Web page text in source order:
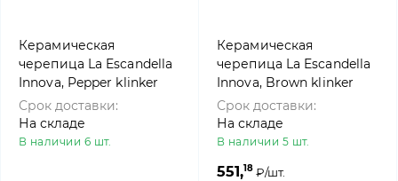
Керамическая
черепица La Escandella
Innova, Pepper klinker
Срок доставки:
На складе
В наличии 6 шт.
Керамическая
черепица La Escandella
Innova, Brown klinker
Срок доставки:
На складе
В наличии 5 шт.
551,18 ₽/шт.